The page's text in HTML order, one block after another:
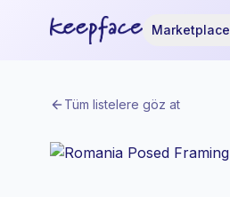
Marketplace
Tüm listelere göz at